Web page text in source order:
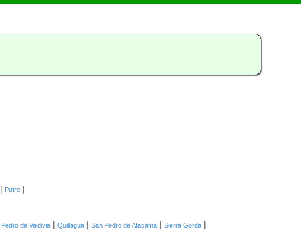
| Putre |
Pedro de Valdivia | Quillagua | San Pedro de Atacama | Sierra Gorda |